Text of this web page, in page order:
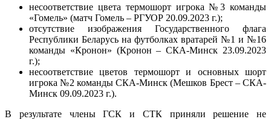
несоответствие цвета термошорт игрока №3 команды
«Гомель» (матч Гомель – РГУОР 20.09.2023 г.);
отсутствие изображения Государственного флага
Республики Беларусь на футболках вратарей №1 и №16
команды «Кронон» (Кронон – СКА-Минск 23.09.2023
г.);
несоответствие цветов термошорт и основных шорт
игрока №2 команды СКА-Минск (Мешков Брест – СКА-
Минск 09.09.2023 г.).
В результате члены ГСК и СТК приняли решение не